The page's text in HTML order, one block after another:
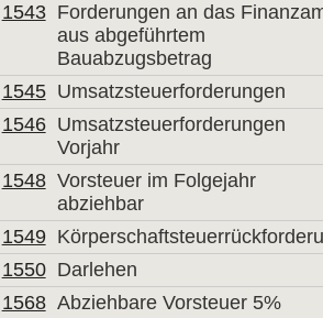
1543 Forderungen an das
aus abgeführtem
Bauabzugsbetrag
1545 Umsatzsteuerforderungen
1546 Umsatzsteuerforderungen
Vorjahr
1548 Vorsteuer im Folgejahr
abziehbar
1549
1550 Darlehen
1568 Abziehbare Vorsteuer 5%